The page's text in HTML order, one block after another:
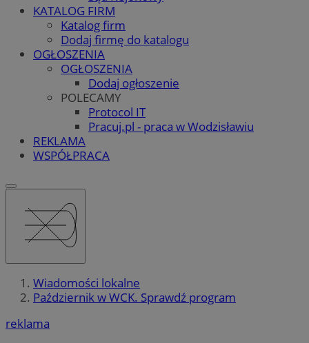
KATALOG FIRM
Katalog firm
Dodaj firmę do katalogu
OGŁOSZENIA
OGŁOSZENIA
Dodaj ogłoszenie
POLECAMY
Protocol IT
Pracuj.pl - praca w Wodzisławiu
REKLAMA
WSPÓŁPRACA
Wiadomości lokalne
Październik w WCK. Sprawdź program
reklama